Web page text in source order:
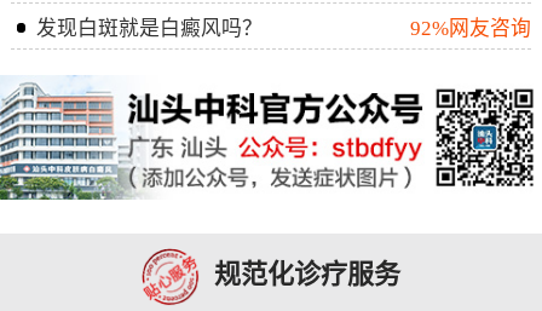
发现白斑就是白癜风吗？
92%网友咨询
规范化诊疗服务